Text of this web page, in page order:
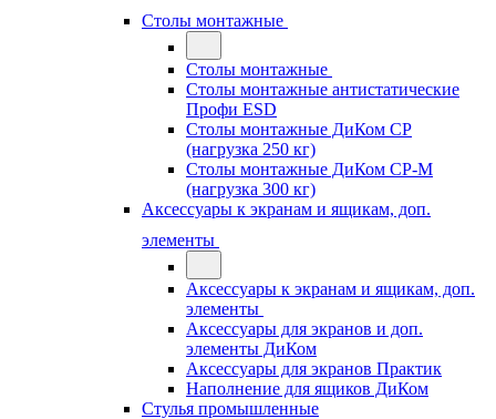
Столы монтажные
Столы монтажные
Столы монтажные антистатические
Профи ESD
Столы монтажные ДиКом СР
(нагрузка 250 кг)
Столы монтажные ДиКом СР-М
(нагрузка 300 кг)
Аксессуары к экранам и ящикам, доп.
элементы
Аксессуары к экранам и ящикам, доп.
элементы
Аксессуары для экранов и доп.
элементы ДиКом
Аксессуары для экранов Практик
Наполнение для ящиков ДиКом
Стулья промышленные